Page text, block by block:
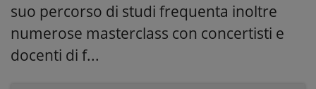
suo percorso di studi frequenta inoltre
numerose masterclass con concertisti e
docenti di f...